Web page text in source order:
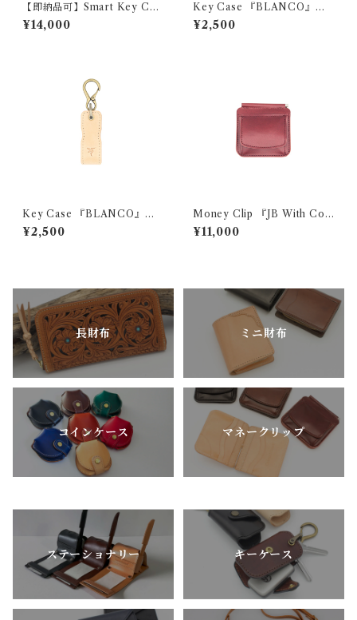
【即納品可】Smart Key Cas
e 『GROUND PLANE』
¥14,000
Key Case 『BLANCO』
（モストロ）
¥2,500
Key Case 『BLANCO』
（ヌメ革）
¥2,500
Money Clip 『JB With Coi
n』
¥11,000
長財布 ミニ財布
コインケース マネークリップ
ステーショナリー キーケース